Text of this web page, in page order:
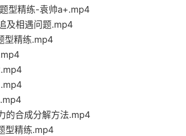
型精练-袁帅a+.mp4
及相遇问题.mp4
型精练.mp4
的合成分解方法.mp4
型精练.mp4